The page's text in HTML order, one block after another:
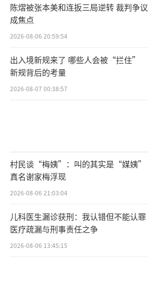
陈熠被张本美和连扳三局逆转 裁判争议
成焦点
2026-08-06 20:59:54
出入境新规来了 哪些人会被“拦住”
新规背后的考量
2026-08-07 00:38:57
村民谈“梅姨”：叫的其实是“媒姨”
真名谢家梅浮现
2026-08-06 21:03:04
儿科医生漏诊获刑：我认错但不能认罪
医疗疏漏与刑事责任之争
2026-08-06 13:45:15